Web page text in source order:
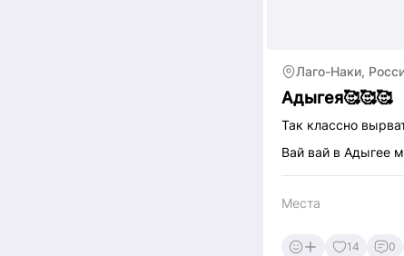
Лаго-Наки,
Адыгея🥰🥰🥰
Так классно
Вай вай в Адыгее
Места
14 0